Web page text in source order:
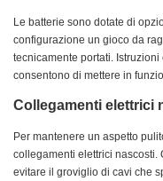
Le batterie sono dotate di
configurazione un gioco da
tecnicamente portati.
consentono di mettere in
Collegamenti elettrici
Per mantenere un aspetto
collegamenti elettrici nascosti.
evitare il groviglio di cavi che